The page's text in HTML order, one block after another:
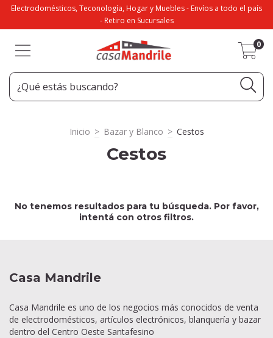
Electrodomésticos, Teconología, Hogar y Muebles - Envíos a todo el país
- Retiro en Sucursales
0
Inicio > Bazar y Blanco > Cestos
Cestos
No tenemos resultados para tu búsqueda. Por favor,
intentá con otros filtros.
Casa Mandrile
Casa Mandrile es uno de los negocios más conocidos de venta
de electrodomésticos, artículos electrónicos, blanquería y bazar
dentro del Centro Oeste Santafesino